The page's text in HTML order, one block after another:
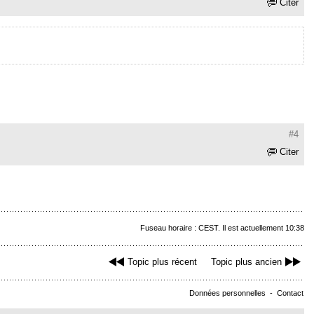
Citer
#4
Citer
Fuseau horaire : CEST. Il est actuellement 10:38
Topic plus récent Topic plus ancien
Données personnelles - Contact